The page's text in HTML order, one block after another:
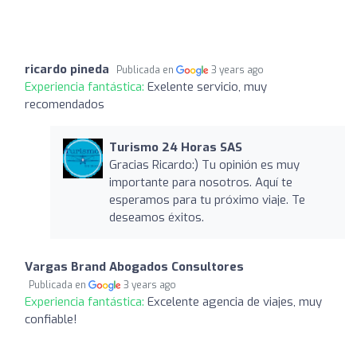
ricardo pineda Publicada en 3 years ago
Experiencia fantástica: Exelente servicio, muy
recomendados
Turismo 24 Horas SAS
Gracias Ricardo:) Tu opinión es muy
importante para nosotros. Aquí te
esperamos para tu próximo viaje. Te
deseamos éxitos.
Vargas Brand Abogados Consultores
Publicada en 3 years ago
Experiencia fantástica: Excelente agencia de viajes, muy
confiable!